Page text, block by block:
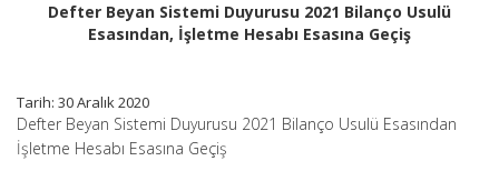
Defter Beyan Sistemi Duyurusu 2021 Bilanço Usulü
Esasından, İşletme Hesabı Esasına Geçiş
Tarih: 30 Aralık 2020
Defter Beyan Sistemi Duyurusu 2021 Bilanço Usulü Esasından
İşletme Hesabı Esasına Geçiş